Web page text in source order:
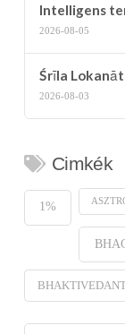
Intelligens
2026-08-05
Śrīla
2026-08-03
Cimkék
1%